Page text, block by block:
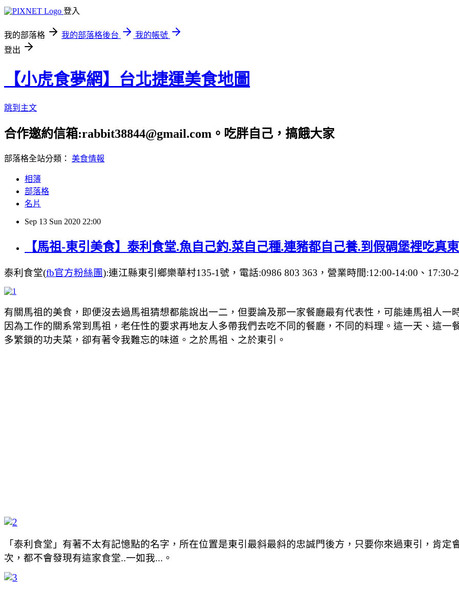
登入
我的部落格 我的部落格後台
我的帳號
登出
【小虎食夢網】台北捷運美食地圖
跳到主文
合作邀約信箱:rabbit38844@gmail.com。吃胖自己，搞餓大家
部落格全站分類： 美食情報
相簿
部落格
名片
Sep 13 Sun 2020 22:00
【馬祖-東引美食】泰利食堂.魚自己釣.菜自己種.連豬都自己養.到假碉堡裡吃真
泰利食堂(fb官方粉絲團):連江縣東引鄉樂華村135-1號，電話:0986 803 363，營業時間:12:00-14:00、17:30-
有關馬祖的美食，即便沒去過馬祖猜想都能說出一二，但要論及那一家餐廳最有代表性，可能連馬祖人
因為工作的關系常到馬祖，老任性的要求再地友人多帶我們去吃不同的餐廳，不同的料理。這一天、這
多繁鎖的功夫菜，卻有著令我難忘的味道。之於馬祖、之於東引。
「泰利食堂」有著不太有記憶點的名字，所在位置是東引最斜最斜的忠誠門後方，只要你來過東引，肯
次，都不會發現有這家食堂..一如我...。